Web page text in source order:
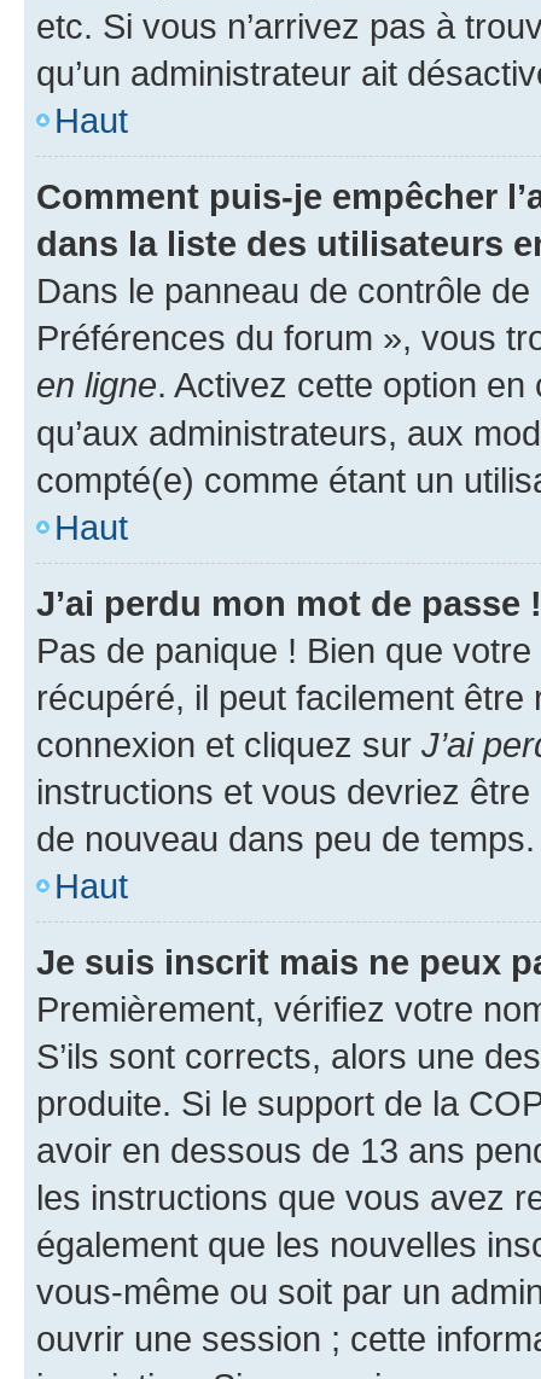
etc. Si vous n’arrivez pas à
qu’un administrateur ait
Haut
Comment puis-je empêcher
dans la liste des utilisateurs
Dans le panneau de contrôle
Préférences du forum », vous
en ligne. Activez cette option
qu’aux administrateurs, aux
compté(e) comme étant un
Haut
J’ai perdu mon mot de passe !
Pas de panique ! Bien que
récupéré, il peut facilement
connexion et cliquez sur J’ai
instructions et vous devriez
de nouveau dans peu de temps.
Haut
Je suis inscrit mais ne peux
Premièrement, vérifiez votre
S’ils sont corrects, alors une
produite. Si le support de la
avoir en dessous de 13 ans
les instructions que vous avez
également que les nouvelles
vous-même ou soit par un
ouvrir une session ; cette